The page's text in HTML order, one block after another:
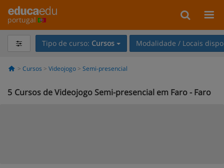
portugal
Tipo de curso: Cursos Modalidade / Locais
Cursos Videojogo Semi-presencial
5 Cursos de Videojogo Semi-presencial em Faro - Faro